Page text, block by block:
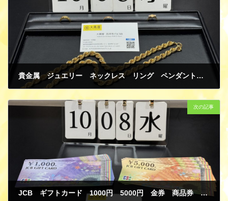
貴金属 ジュエリー ネックレス リング ペンダントトップ 時計の文字盤 K14 K18イエローゴールド K24 ダイヤモンド 破損有り 海外製品 買取
次の記事
JCB ギフトカード 1000円 5000円 金券 商品券 買取